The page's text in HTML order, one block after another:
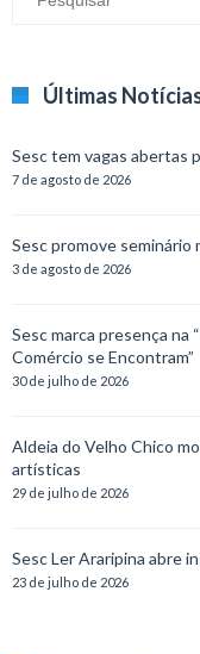
Últimas
Sesc tem vagas abertas
7 de agosto de 2026
Sesc promove seminário
3 de agosto de 2026
Sesc marca presença na
Comércio se Encontram”
30 de julho de 2026
Aldeia do Velho Chico
artísticas
29 de julho de 2026
Sesc Ler Araripina abre
23 de julho de 2026